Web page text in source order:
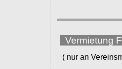
Vermietung
( nur an